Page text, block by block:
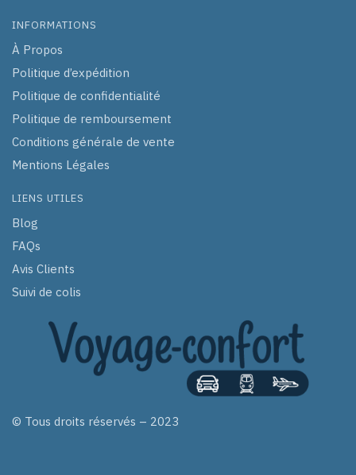
INFORMATIONS
À Propos
Politique d’expédition
Politique de confidentialité
Politique de remboursement
Conditions générale de vente
Mentions Légales
LIENS UTILES
Blog
FAQs
Avis Clients
Suivi de colis
© Tous droits réservés – 2023